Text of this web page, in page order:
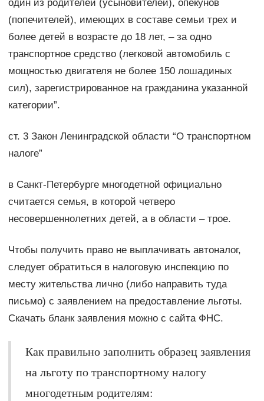
один из родителей (усыновителей), опекунов
(попечителей), имеющих в составе семьи трех и
более детей в возрасте до 18 лет, – за одно
транспортное средство (легковой автомобиль с
мощностью двигателя не более 150 лошадиных
сил), зарегистрированное на гражданина указанной
категории”.
ст. 3 Закон Ленинградской области “О транспортном
налоге”
в Санкт-Петербурге многодетной официально
считается семья, в которой четверо
несовершеннолетних детей, а в области – трое.
Чтобы получить право не выплачивать автоналог,
следует обратиться в налоговую инспекцию по
месту жительства лично (либо направить туда
письмо) с заявлением на предоставление льготы.
Скачать бланк заявления можно с сайта ФНС.
Как правильно заполнить образец заявления
на льготу по транспортному налогу
многодетным родителям: